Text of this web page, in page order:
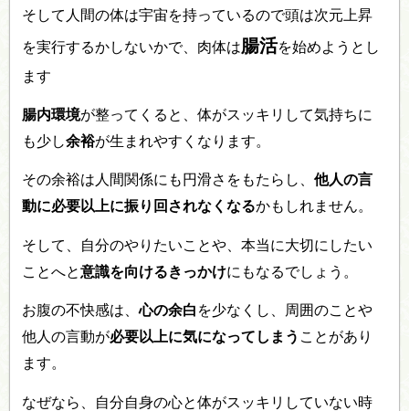
そして人間の体は宇宙を持っているので頭は次元上昇
を実行するかしないかで、肉体は腸活を始めようとし
ます
腸内環境が整ってくると、体がスッキリして気持ちに
も少し余裕が生まれやすくなります。
その余裕は人間関係にも円滑さをもたらし、他人の言
動に必要以上に振り回されなくなるかもしれません。
そして、自分のやりたいことや、本当に大切にしたい
ことへと意識を向けるきっかけにもなるでしょう。
お腹の不快感は、心の余白 を少なくし、周囲のことや
他人の言動が必要以上に気になってしまう ことがあり
ます。
なぜなら、自分自身の心と体がスッキリしていない時